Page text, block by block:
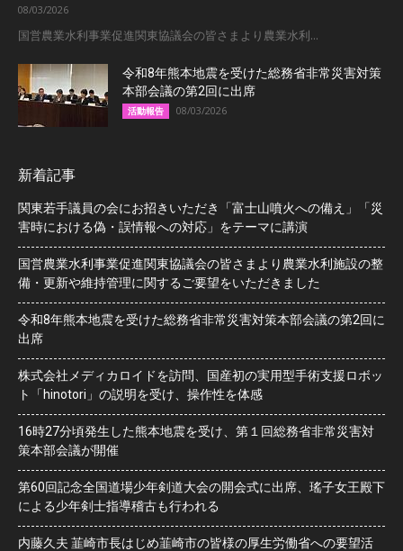
08/03/2026
国営農業水利事業促進関東協議会の皆さまより農業水利...
令和8年熊本地震を受けた総務省非常災害対策
本部会議の第2回に出席
活動報告 08/03/2026
新着記事
関東若手議員の会にお招きいただき「富士山噴火への備え」「災
害時における偽・誤情報への対応」をテーマに講演
国営農業水利事業促進関東協議会の皆さまより農業水利施設の整
備・更新や維持管理に関するご要望をいただきました
令和8年熊本地震を受けた総務省非常災害対策本部会議の第2回に
出席
株式会社メディカロイドを訪問、国産初の実用型手術支援ロボッ
ト「hinotori」の説明を受け、操作性を体感
16時27分頃発生した熊本地震を受け、第１回総務省非常災害対
策本部会議が開催
第60回記念全国道場少年剣道大会の開会式に出席、瑤子女王殿下
による少年剣士指導稽古も行われる
内藤久夫 韮崎市長はじめ韮崎市の皆様の厚生労働省への要望活